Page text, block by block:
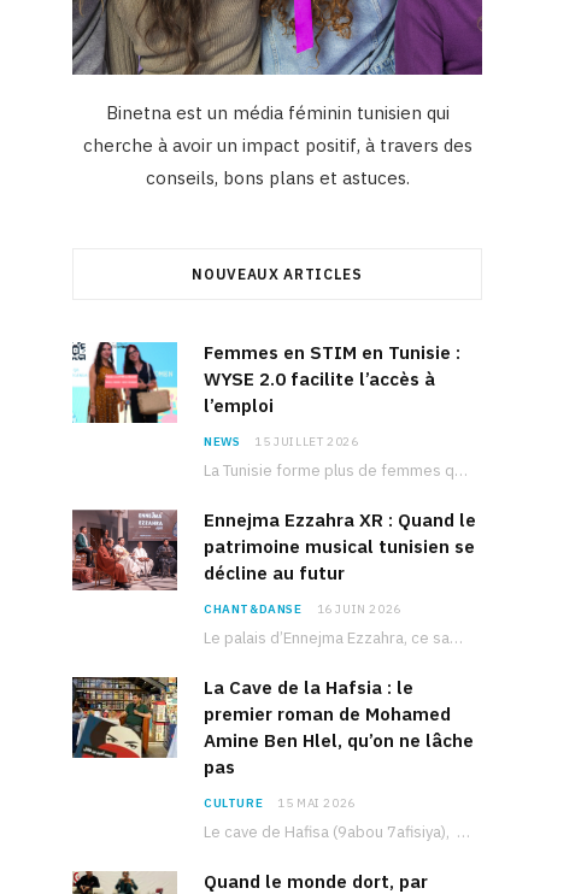
Binetna est un média féminin tunisien qui
cherche à avoir un impact positif, à travers des
conseils, bons plans et astuces.
NOUVEAUX ARTICLES
Femmes en STIM en Tunisie :
WYSE 2.0 facilite l’accès à
l’emploi
NEWS 15 JUILLET 2026
La Tunisie forme plus de femmes que d’hommes dans les filières scientifiques. Pourtant, pour beaucoup…
Ennejma Ezzahra XR : Quand le
patrimoine musical tunisien se
décline au futur
CHANT&DANSE 16 JUIN 2026
Le palais d’Ennejma Ezzahra, ce sanctuaire de la musique tunisienne et méditerranéenne construit par le…
La Cave de la Hafsia : le
premier roman de Mohamed
Amine Ben Hlel, qu’on ne lâche
pas
CULTURE 15 MAI 2026
Le cave de Hafisa (9abou 7afisiya), premier roman du journaliste tunisien Mohamed Amine Ben Hlel,…
Quand le monde dort, par